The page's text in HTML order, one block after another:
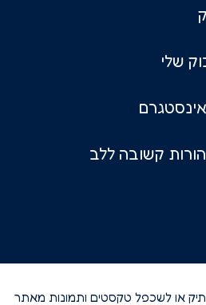
שלי
קשובה ללב
או לשכפל טקסטים ותמונות מאתר